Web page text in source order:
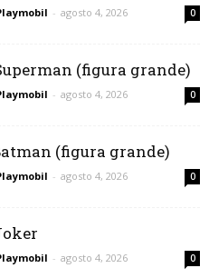
- agosto 4, 2026 0
(figura grande)
- agosto 4, 2026 0
(figura grande)
- agosto 4, 2026 0
- agosto 4, 2026 0